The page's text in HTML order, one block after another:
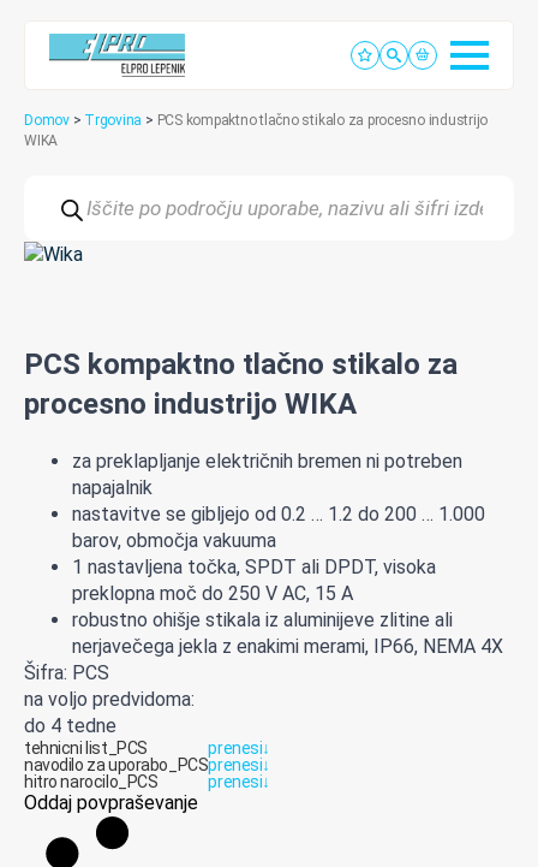
Domov > Trgovina > PCS kompaktno tlačno stikalo za procesno industrijo
WIKA
search
PCS kompaktno tlačno stikalo za
procesno industrijo WIKA
za preklapljanje električnih bremen ni potreben
napajalnik
nastavitve se gibljejo od 0.2 … 1.2 do 200 … 1.000
barov, območja vakuuma
1 nastavljena točka, SPDT ali DPDT, visoka
preklopna moč do 250 V AC, 15 A
robustno ohišje stikala iz aluminijeve zlitine ali
nerjavečega jekla z enakimi merami, IP66, NEMA 4X
Šifra: PCS
na voljo predvidoma:
do 4 tedne
tehnicni list_PCS prenesi↓
navodilo za uporabo_PCSprenesi↓
hitro narocilo_PCS
prenesi↓
Oddaj povpraševanje